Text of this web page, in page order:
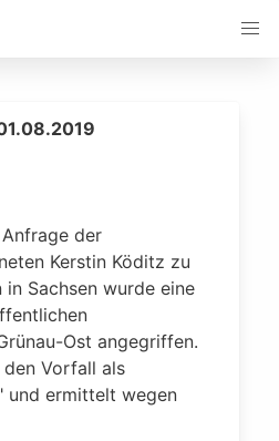
der
Kerstin Köditz zu
Sachsen wurde eine
Ost angegriffen.
Vorfall als
und ermittelt wegen